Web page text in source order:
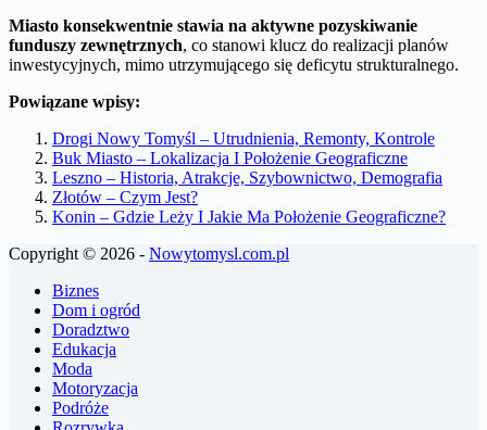
Miasto konsekwentnie stawia na aktywne pozyskiwanie
funduszy zewnętrznych, co stanowi klucz do realizacji planów
inwestycyjnych, mimo utrzymującego się deficytu strukturalnego.
Powiązane wpisy:
Drogi Nowy Tomyśl – Utrudnienia, Remonty, Kontrole
Buk Miasto – Lokalizacja I Położenie Geograficzne
Leszno – Historia, Atrakcje, Szybownictwo, Demografia
Złotów – Czym Jest?
Konin – Gdzie Leży I Jakie Ma Położenie Geograficzne?
Copyright © 2026 - Nowytomysl.com.pl
Biznes
Dom i ogród
Doradztwo
Edukacja
Moda
Motoryzacja
Podróże